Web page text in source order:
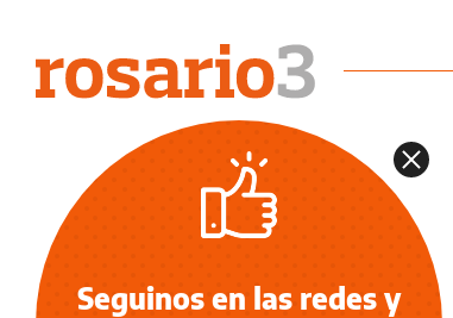
Seguinos en las redes y